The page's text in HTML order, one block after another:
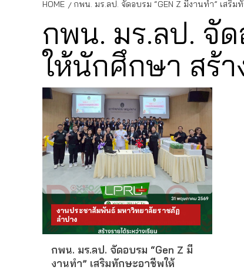
HOME กพน. มร.ลป. จัดอบรม “GEN Z มีงานทำ” เสริ
กพน. มร.ลป. จัด
ให้นักศึกษา สร้า
งานประชาสัมพันธ์ มหาวิทยาลัยราชภัฏ
ลำปาง
กพน. มร.ลป. จัดอบรม “Gen Z มี
งานทำ” เสริมทักษะอาชีพให้